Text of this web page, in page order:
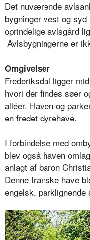
Det nuværende
bygninger vest og
oprindelige avlsgård
Avlsbygningerne er
Omgivelser
Frederiksdal ligger
hvori der findes søer
alléer. Haven og
en fredet dyrehave.
I forbindelse med
blev også haven
anlagt af baron
Denne franske have
engelsk, parklignende